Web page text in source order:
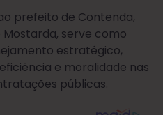
prefeito de Contenda,
serve como
estratégico,
e moralidade nas
públicas.